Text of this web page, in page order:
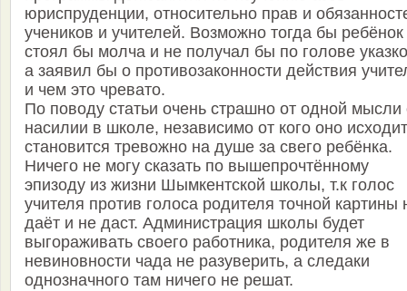
юриспруденции, относительно прав и
учеников и учителей. Возможно тогда бы
стоял бы молча и не получал бы по голове
а заявил бы о противозаконности действия
и чем это чревато.
По поводу статьи очень страшно от одной мысли
насилии в школе, независимо от кого оно
становится тревожно на душе за свего ребёнка.
Ничего не могу сказать по вышепрочтённому
эпизоду из жизни Шымкентской школы, т.к голос
учителя против голоса родителя точной картины
даёт и не даст. Администрация школы будет
выгораживать своего работника, родителя же в
невиновности чада не разуверить, а следаки
однозначного там ничего не решат.